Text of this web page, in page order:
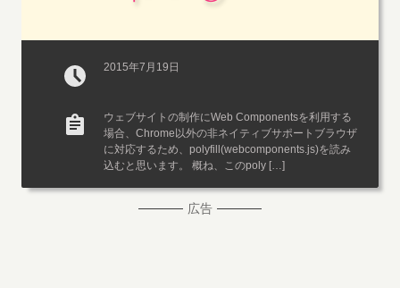
2015年7月19日
ウェブサイトの制作にWeb Componentsを利用する
場合、Chrome以外の非ネイティブサポートブラウザ
に対応するため、polyfill(webcomponents.js)を読み
込むと思います。 概ね、このpoly […]
広告